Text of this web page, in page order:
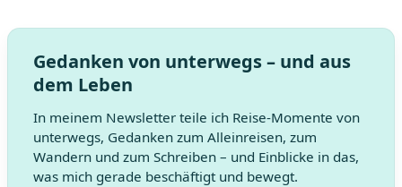
Gedanken von unterwegs – und aus
dem Leben
In meinem Newsletter teile ich Reise-Momente von
unterwegs, Gedanken zum Alleinreisen, zum
Wandern und zum Schreiben – und Einblicke in das,
was mich gerade beschäftigt und bewegt.